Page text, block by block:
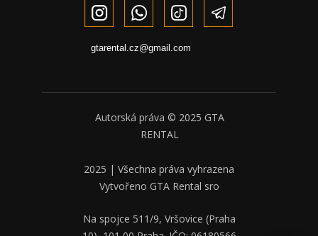
gtarental.cz@gmail.com
Autorská práva © 2025 GTA
RENTAL
2025 | Všechna práva vyhrazena
Vytvořeno GTA Rental sro
Na spojce 511/9, Vršovice (Praha